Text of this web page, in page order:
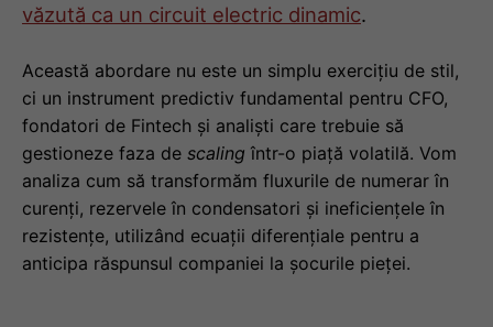
văzută ca un circuit electric dinamic.
Această abordare nu este un simplu exercițiu de stil,
ci un instrument predictiv fundamental pentru CFO,
fondatori de Fintech și analiști care trebuie să
gestioneze faza de scaling într-o piață volatilă. Vom
analiza cum să transformăm fluxurile de numerar în
curenți, rezervele în condensatori și ineficiențele în
rezistențe, utilizând ecuații diferențiale pentru a
anticipa răspunsul companiei la șocurile pieței.